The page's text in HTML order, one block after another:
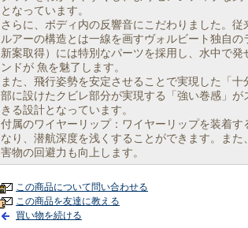
となっています。
さらに、ボディ内の反響音にこだわりました。従
ルアーの構造とは一線を画すヴォルビート独自の
新案取得）には特別なパーツを採用し、水中で発
ンドが 魚を魅了します。
また、飛行姿勢を安定させることで実現した「十
部に設けたクビレ部分が実現する「強い巻感」が
きる設計となっています。
付属のワイヤーリップ：ワイヤーリップを装着す
なり、潜航深度を浅くすることができます。また
害物の回避力も向上します。
この商品について問い合わせる
この商品を友達に教える
買い物を続ける